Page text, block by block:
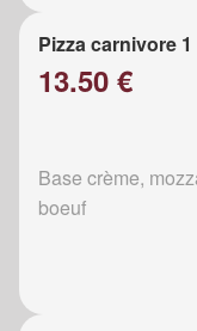
Pizza carnivore
13.50 €
Base crème,
boeuf